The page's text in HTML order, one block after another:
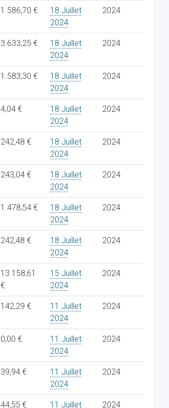
1.586,70 €
18 Juillet
2024
2024
3.633,25 €
18 Juillet
2024
2024
1.583,30 €
18 Juillet
2024
2024
4,04 €
18 Juillet
2024
2024
242,48 €
18 Juillet
2024
2024
243,04 €
18 Juillet
2024
2024
1.478,54 €
18 Juillet
2024
2024
242,48 €
18 Juillet
2024
2024
13.158,61
€
15 Juillet
2024
2024
142,29 €
11 Juillet
2024
2024
0,00 €
11 Juillet
2024
2024
39,94 €
11 Juillet
2024
2024
44,55 € 11 Juillet 2024